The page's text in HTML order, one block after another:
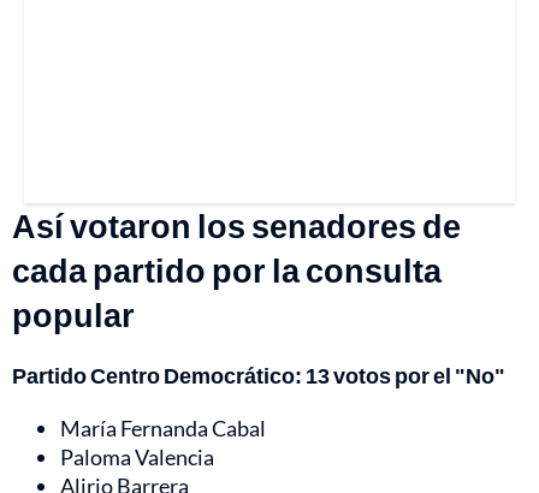
Así votaron los senadores de
cada partido por la consulta
popular
Partido Centro Democrático: 13 votos por el "No"
María Fernanda Cabal
Paloma Valencia
Alirio Barrera